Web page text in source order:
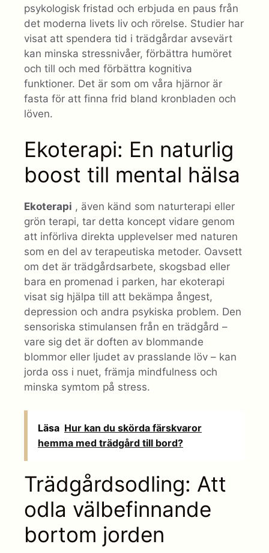
psykologisk fristad och erbjuda en paus från
det moderna livets liv och rörelse. Studier har
visat att spendera tid i trädgårdar avsevärt
kan minska stressnivåer, förbättra humöret
och till och med förbättra kognitiva
funktioner. Det är som om våra hjärnor är
fasta för att finna frid bland kronbladen och
löven.
Ekoterapi: En naturlig
boost till mental hälsa
Ekoterapi , även känd som naturterapi eller
grön terapi, tar detta koncept vidare genom
att införliva direkta upplevelser med naturen
som en del av terapeutiska metoder. Oavsett
om det är trädgårdsarbete, skogsbad eller
bara en promenad i parken, har ekoterapi
visat sig hjälpa till att bekämpa ångest,
depression och andra psykiska problem. Den
sensoriska stimulansen från en trädgård –
vare sig det är doften av blommande
blommor eller ljudet av prasslande löv – kan
jorda oss i nuet, främja mindfulness och
minska symtom på stress.
Läsa Hur kan du skörda färskvaror
hemma med trädgård till bord?
Trädgårdsodling: Att
odla välbefinnande
bortom jorden